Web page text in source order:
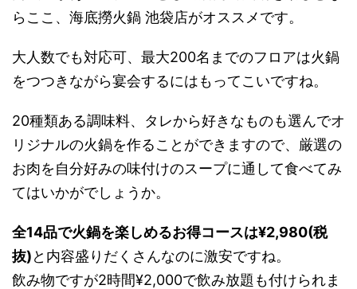
らここ、海底撈火鍋 池袋店がオススメです。
大人数でも対応可、最大200名までのフロアは火鍋
をつつきながら宴会するにはもってこいですね。
20種類ある調味料、タレから好きなものも選んでオ
リジナルの火鍋を作ることができますので、厳選の
お肉を自分好みの味付けのスープに通して食べてみ
てはいかがでしょうか。
全14品で火鍋を楽しめるお得コースは¥2,980(税
抜)と内容盛りだくさんなのに激安ですね。
飲み物ですが2時間¥2,000で飲み放題も付けられま